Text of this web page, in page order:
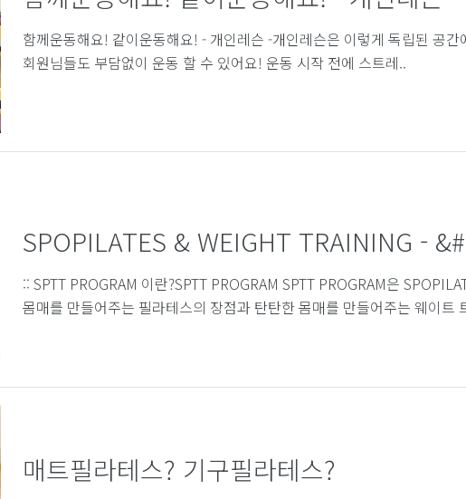
함께운동해요! 같이운동해요! - 개인레슨 -개인레슨은 이렇게 독립된 공
회원님들도 부담없이 운동 할 수 있어요! 운동 시작 전에 스트레..
SPOPILATES & WEIGHT TRAINING -
:: SPTT PROGRAM 이란?​SPTT PROGRAM SPTT PROGRAM은
몸매를 만들어주는 필라테스의 장점과 탄탄한 몸매를 만들어주는 웨이트
매트필라테스? 기구필라테스?